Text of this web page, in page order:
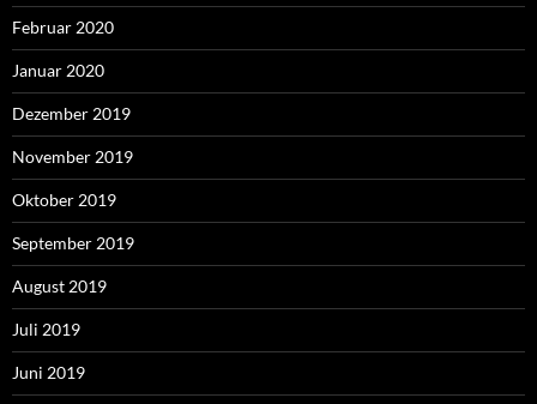
Februar 2020
Januar 2020
Dezember 2019
November 2019
Oktober 2019
September 2019
August 2019
Juli 2019
Juni 2019